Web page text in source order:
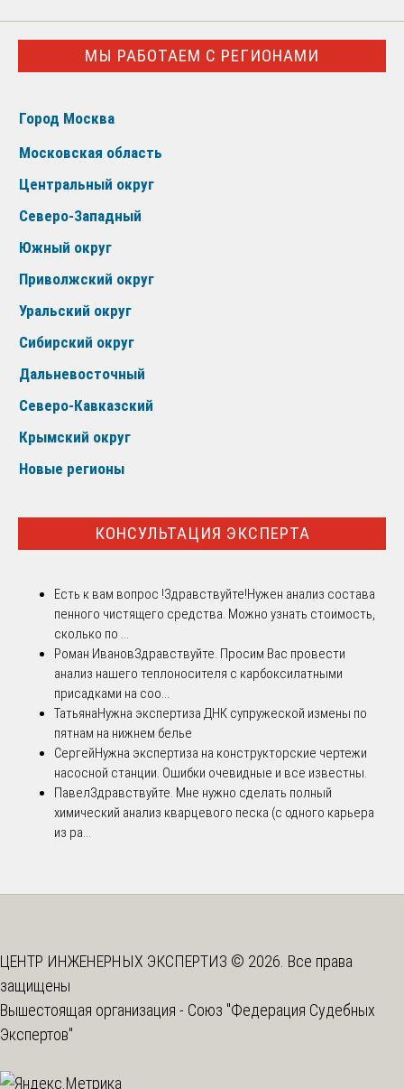
МЫ РАБОТАЕМ С РЕГИОНАМИ
Город Москва
Московская область
Центральный округ
Северо-Западный
Южный округ
Приволжский округ
Уральский округ
Сибирский округ
Дальневосточный
Северо-Кавказский
Крымский округ
Новые регионы
КОНСУЛЬТАЦИЯ ЭКСПЕРТА
Есть к вам вопрос !Здравствуйте!Нужен анализ состава
пенного чистящего средства. Можно узнать стоимость,
сколько по ...
Роман ИвановЗдравствуйте. Просим Вас провести
анализ нашего теплоносителя с карбоксилатными
присадками на соо...
ТатьянаНужна экспертиза ДНК супружеской измены по
пятнам на нижнем белье
СергейНужна экспертиза на конструкторские чертежи
насосной станции. Ошибки очевидные и все известны.
ПавелЗдравствуйте. Мне нужно сделать полный
химический анализ кварцевого песка (с одного карьера
из ра...
ЦЕНТР ИНЖЕНЕРНЫХ ЭКСПЕРТИЗ © 2026. Все права
защищены
Вышестоящая организация - Союз "Федерация Судебных
Экспертов"